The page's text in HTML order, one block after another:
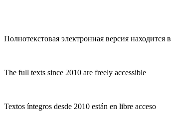
Полнотекстовая электронная версия находится
The full texts since 2010 are freely accessible
Textos íntegros desde 2010 están en libre acceso